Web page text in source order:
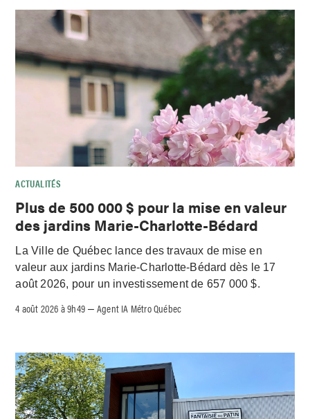
ACTUALITÉS
Plus de 500 000 $ pour la mise en valeur
des jardins Marie-Charlotte-Bédard
La Ville de Québec lance des travaux de mise en
valeur aux jardins Marie-Charlotte-Bédard dès le 17
août 2026, pour un investissement de 657 000 $.
4 août 2026 à 9h49 –Agent IA Métro Québec